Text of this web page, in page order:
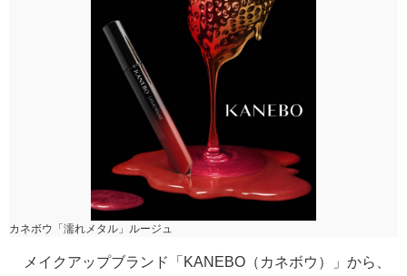
カネボウ「濡れメタル」ルージュ
メイクアップブランド「KANEBO（カネボウ）」から、